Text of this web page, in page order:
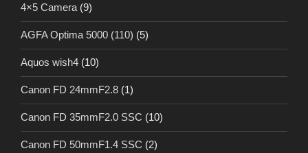
4×5 Camera (9)
AGFA Optima 5000 (110) (5)
Aquos wish4 (10)
Canon FD 24mmF2.8 (1)
Canon FD 35mmF2.0 SSC (10)
Canon FD 50mmF1.4 SSC (2)